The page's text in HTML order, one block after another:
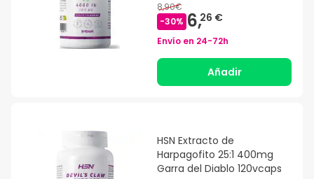
8,90€
-30% 6,26 €
Envío en 24-72h
Añadir
HSN Extracto de
Harpagofito 25:1 400mg
Garra del Diablo 120vcaps